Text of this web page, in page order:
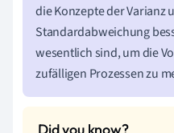
die Konzepte der Varianz
Standardabweichung
wesentlich sind, um die
zufälligen Prozessen zu